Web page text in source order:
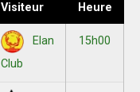
Visiteur Heure
Elan
Club
15h00